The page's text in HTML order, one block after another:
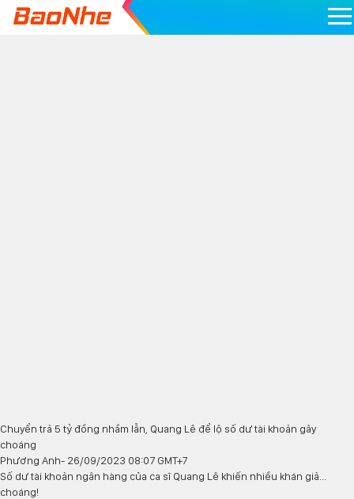
Chuyển trả 5 tỷ đồng nhầm lẫn, Quang Lê để lộ số dư tài khoản gây
choáng
Phương Anh- 26/09/2023 08:07 GMT+7
Số dư tài khoản ngân hàng của ca sĩ Quang Lê khiến nhiều khán giả...
choáng!